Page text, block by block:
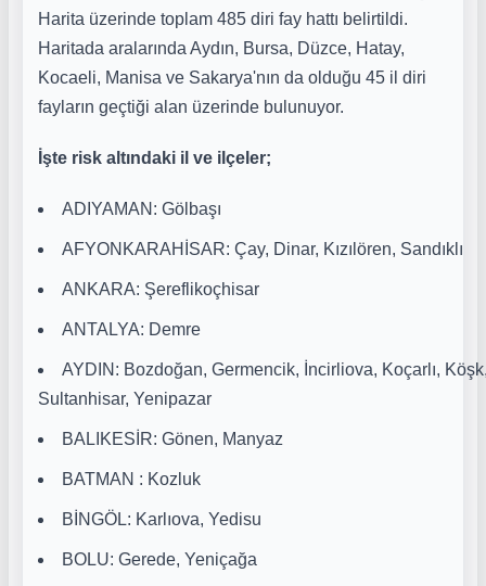
Harita üzerinde toplam 485 diri fay hattı belirtildi.
Haritada aralarında Aydın, Bursa, Düzce, Hatay,
Kocaeli, Manisa ve Sakarya'nın da olduğu 45 il diri
fayların geçtiği alan üzerinde bulunuyor.
İşte risk altındaki il ve ilçeler;
ADIYAMAN: Gölbaşı
AFYONKARAHİSAR: Çay, Dinar, Kızılören, Sandıklı
ANKARA: Şereflikoçhisar
ANTALYA: Demre
AYDIN: Bozdoğan, Germencik, İncirliova, Koçarlı,
Sultanhisar, Yenipazar
BALIKESİR: Gönen, Manyaz
BATMAN : Kozluk
BİNGÖL: Karlıova, Yedisu
BOLU: Gerede, Yeniçağa